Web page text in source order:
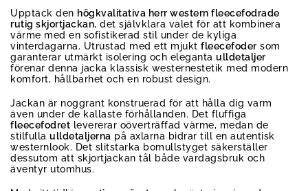
Upptäck den högkvalitativa herr western fleecefodrade
rutig skjortjackan, det självklara valet för att kombinera
värme med en sofistikerad stil under de kyliga
vinterdagarna. Utrustad med ett mjukt fleecefoder som
garanterar utmärkt isolering och eleganta ulldetaljer
förenar denna jacka klassisk westernestetik med modern
komfort, hållbarhet och en robust design.
Jackan är noggrant konstruerad för att hålla dig varm
även under de kallaste förhållanden. Det fluffiga
fleecefodret levererar oöverträffad värme, medan de
stilfulla ulldetaljerna på axlarna bidrar till en autentisk
westernlook. Det slitstarka bomullstyget säkerställer
dessutom att skjortjackan tål både vardagsbruk och
äventyr utomhus.